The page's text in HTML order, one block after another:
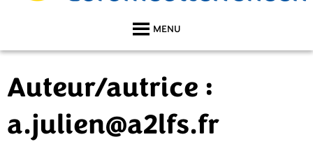
MENU
Auteur/autrice :
a.julien@a2lfs.fr